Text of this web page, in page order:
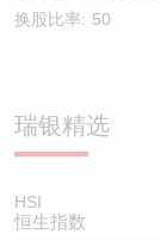
换股比率: 50
瑞银精选
HSI
恒生指数